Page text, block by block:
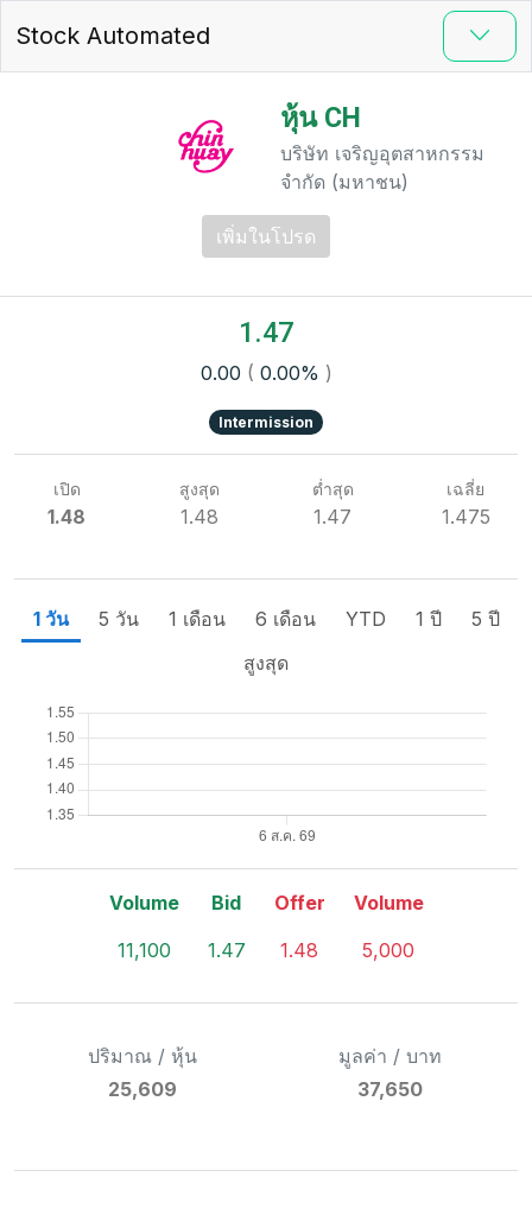
Stock Automated
หุ้น CH
บริษัท เจริญอุตสาหกรรม
จำกัด (มหาชน)
เพิ่มในโปรด
1.47
0.00 ( 0.00% )
Intermission
เปิด
1.48
สูงสุด
1.48
ต่ำสุด
1.47
เฉลี่ย
1.475
1 วัน 5 วัน 1 เดือน 6 เดือน YTD 1 ปี
5 ปี
สูงสุด
Volume
11,100
Bid
1.47
Offer
1.48
Volume
5,000
ปริมาณ / หุ้น
25,609
มูลค่า / บาท
37,650